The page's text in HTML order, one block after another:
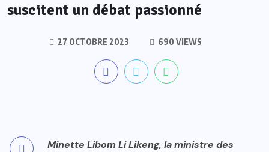
suscitent un débat passionné
27 OCTOBRE 2023 690 VIEWS
Minette Libom Li Likeng, la ministre des